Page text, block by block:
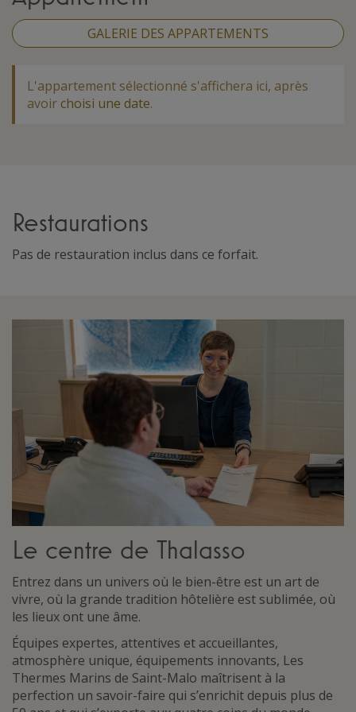
GALERIE DES APPARTEMENTS
L'appartement sélectionné s'affichera ici, après
avoirchoisi une date.
Restaurations
Pas de restauration inclus dans ce forfait.
Le centre de Thalasso
Entrez dans un univers où le bien-être est un art de
vivre, où la grande tradition hôtelière est sublimée, où
les lieux ont une âme.
Équipes expertes, attentives et accueillantes,
atmosphère unique, équipements innovants, Les
Thermes Marins de Saint-Malo maîtrisent à la
perfection un savoir-faire qui s’enrichit depuis plus de